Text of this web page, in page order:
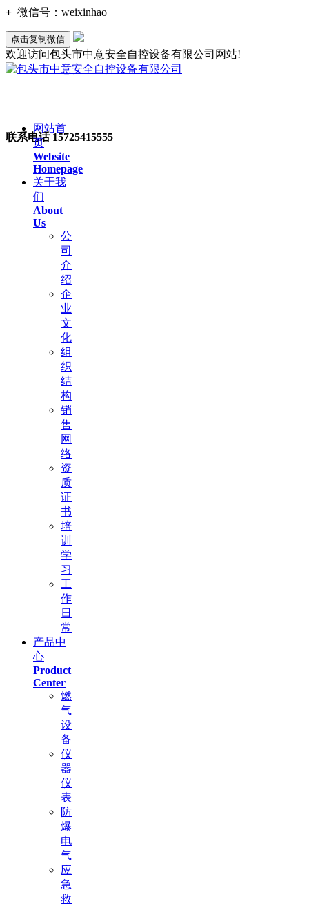
+ 微信号： weixinhao
点击复制微信
欢迎访问包头市中意安全自控设备有限公司网站!
联系电话15725415555
网站首
页
Website
Homepage
关于我
们
About
Us
公
司
介
绍
企
业
文
化
组
织
结
构
销
售
网
络
资
质
证
书
培
训
学
习
工
作
日
常
产品中
心
Product
Center
燃
气
设
备
仪
器
仪
表
防
爆
电
气
应
急
救